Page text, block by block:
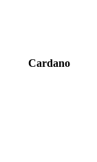
Cardano